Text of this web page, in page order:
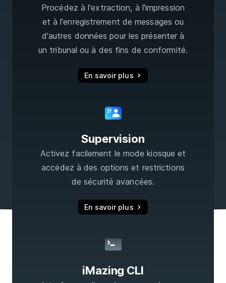
Procédez à l'extraction, à l'impression
et à l'enregistrement de messages ou
d'autres données pour les présenter à
un tribunal ou à des fins de conformité.
En savoir plus
Supervision
Activez facilement le mode kiosque et
accédez à des options et restrictions
de sécurité avancées.
En savoir plus
iMazing CLI